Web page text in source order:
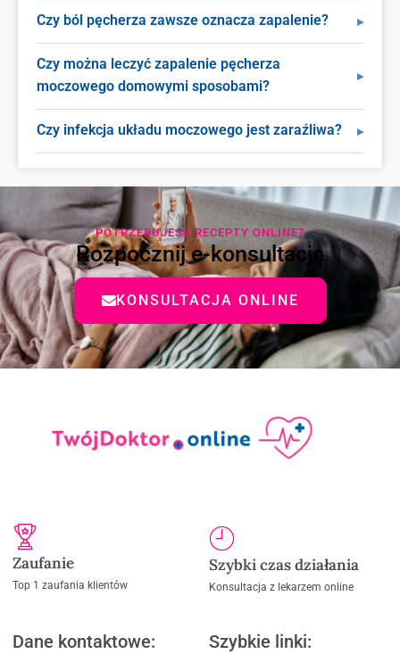
Czy ból pęcherza zawsze oznacza zapalenie?
Czy można leczyć zapalenie pęcherza
moczowego domowymi sposobami?
Czy infekcja układu moczowego jest zaraźliwa?
POTRZEBUJESZ RECEPTY ONLINE?
Rozpocznij e-konsultację
KONSULTACJA ONLINE
Zaufanie
Top 1 zaufania klientów
Szybki czas działania
Konsultacja z lekarzem online
Dane kontaktowe: Szybkie linki: